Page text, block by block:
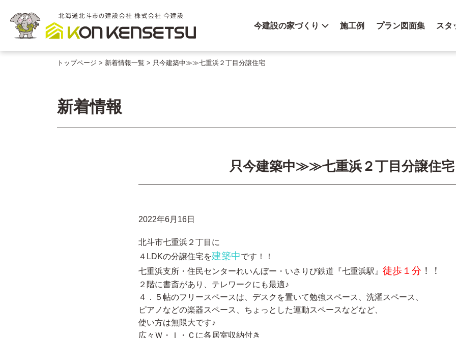
今建設の家づくり 施工例 プラン図面集 スタ
トップページ 新着情報一覧 只今建築中≫≫七重浜２丁目分譲住宅
新着情報
只今建築中≫≫七重浜２丁目分譲住宅
2022年6月16日
北斗市七重浜２丁目に
４LDKの分譲住宅を建築中です！！
七重浜支所・住民センターれいんぼー・いさりび鉄道『七重浜駅』 徒歩１分 ！！
２階に書斎があり、テレワークにも最適♪
４．５帖のフリースペースは、デスクを置いて勉強スペース、洗濯スペース、
ピアノなどの楽器スペース、ちょっとした運動スペースなどなど、
使い方は無限大です♪
広々Ｗ・Ｉ・Ｃに各居室収納付き